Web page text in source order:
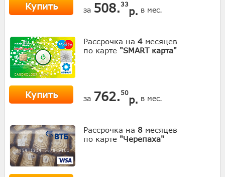
Купить за 508. 33
р. в мес.
Рассрочка на 4 месяцев
по карте "SMART карта"
Купить за 762. 50
р. в мес.
Рассрочка на 8 месяцев
по карте "Черепаха"